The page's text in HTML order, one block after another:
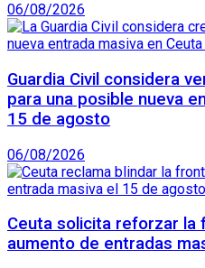
06/08/2026
Guardia Civil considera
para una posible nueva
15 de agosto
06/08/2026
Ceuta solicita reforzar la
aumento de entradas